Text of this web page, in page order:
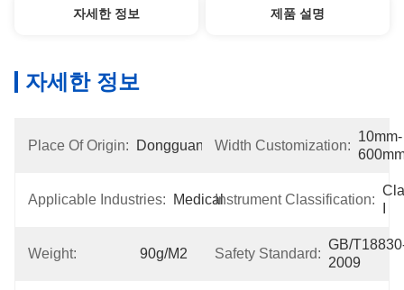
자세한 정보 제품 설명
자세한 정보
Place Of Origin: Dongguan Width Customization:
10mm-
Applicable Industries: MedicalInstrument Classification:
Weight: 90g/m2 Safety Standard:
GB/
2009